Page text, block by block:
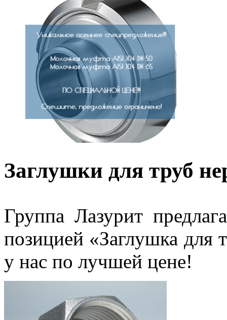
Заглушки для труб
Группа Лазурит
позицией «Заглушка для
у нас по лучшей цене!